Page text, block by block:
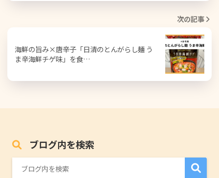
次の記事
海鮮の旨み×唐辛子「日清のとんがらし麺 う
ま辛海鮮チゲ味」を食…
ブログ内を検索